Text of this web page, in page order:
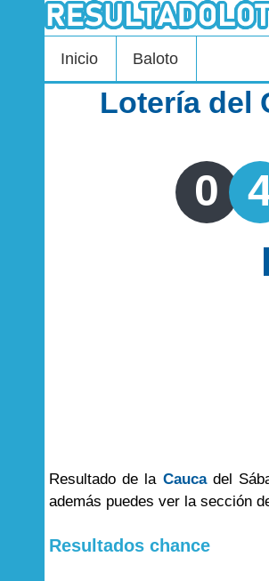
Inicio Baloto
Lotería del
0
Resultado de la Caucadel
además puedes ver la sección
Resultados chance